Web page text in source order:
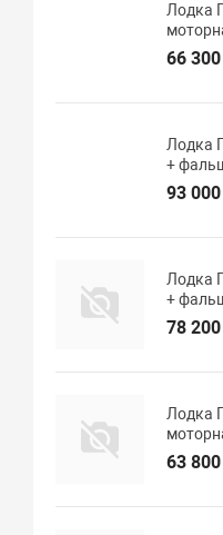
Лодка
66
Лодка
+
93
Лодка
+
78
Лодка
63